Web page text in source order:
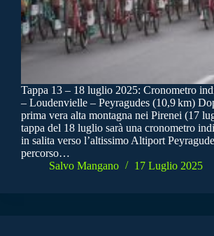
Tappa 13 – 18 luglio 2025: Cronometro
– Loudenvielle – Peyragudes (10,9 km)
prima vera alta montagna nei Pirenei (17
tappa del 18 luglio sarà una cronometro
in salita verso l’altissimo Altiport
percorso…
Salvo Mangano
17 Luglio 2025